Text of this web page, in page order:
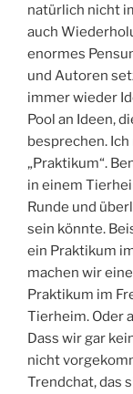
natürlich nicht
auch
enormes
und Autoren
immer wieder
Pool an Ideen,
besprechen.
„Praktikum“.
in einem
Runde und
sein könnte.
ein Praktikum
machen wir
Praktikum im
Tierheim. Oder
Dass wir gar
nicht
Trendchat, das